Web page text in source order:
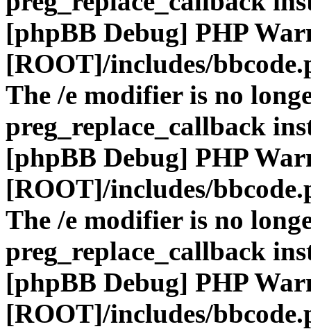
[phpBB Debug] PHP
[ROOT]/includes/
The /e modifier is no
preg_replace_callback
[phpBB Debug] PHP
[ROOT]/includes/
The /e modifier is no
preg_replace_callback
[phpBB Debug] PHP
[ROOT]/includes/